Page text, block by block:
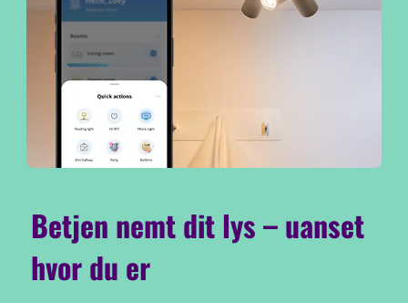
Betjen nemt dit lys – uanset
hvor du er